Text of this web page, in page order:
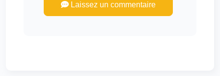
Laissez un commentaire